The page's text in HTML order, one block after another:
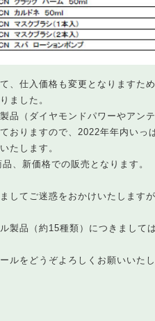
、仕入価格も変更となりますた
ました。
品（ダイヤモンドパワーやアン
おりますので、2022年年内いっ
たします。
、新価格での販売となります。
してご迷惑をおかけいたします
製品（約15種類）につきまして
ルをどうぞよろしくお願いいたし